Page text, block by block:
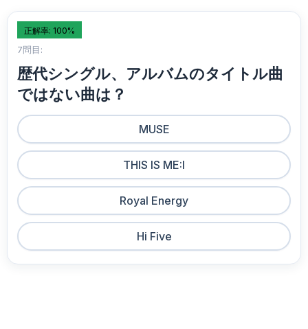
正解率: 100%
7問目:
歴代シングル、アルバムのタイトル曲
ではない曲は？
MUSE
THIS IS ME:I
Royal Energy
Hi Five